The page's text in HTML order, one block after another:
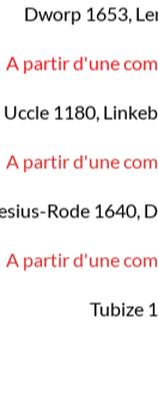
Dworp 1653,
A partir d'une
1180,
A partir d'une
Rode 1640,
A partir d'une
Tubize